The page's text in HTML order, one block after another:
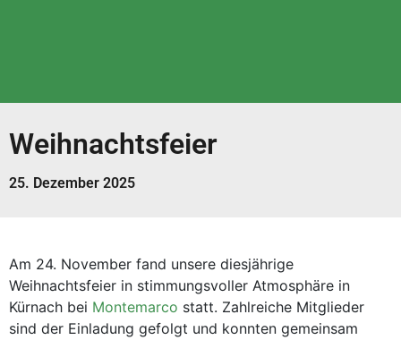
Weihnachtsfeier
25. Dezember 2025
Am 24. November fand unsere diesjährige
Weihnachtsfeier in stimmungsvoller Atmosphäre in
Kürnach bei Montemarco statt. Zahlreiche Mitglieder
sind der Einladung gefolgt und konnten gemeinsam